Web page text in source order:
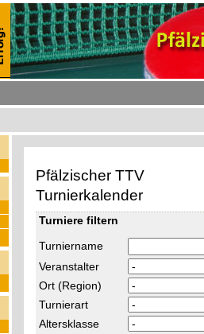
Pfälzischer TTV
Turnierkalender
Turniere filtern
Turniername
Veranstalter
Ort (Region)
Turnierart
Altersklasse